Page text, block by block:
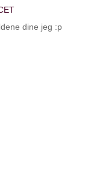
dine jeg :p